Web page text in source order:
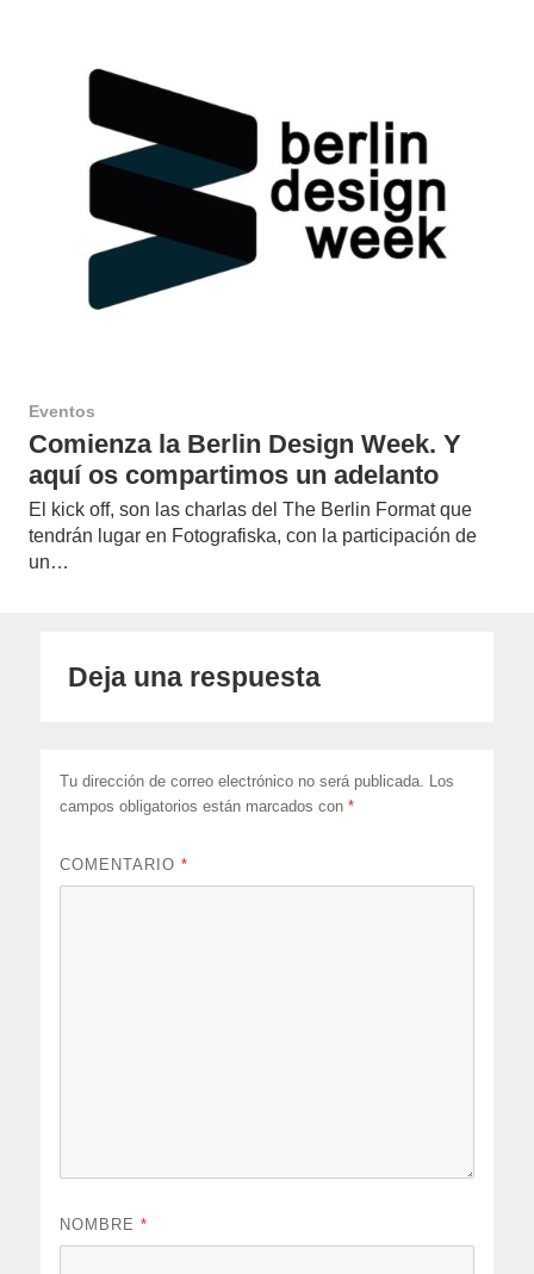
Eventos
Comienza la Berlin Design Week. Y
aquí os compartimos un adelanto
El kick off, son las charlas del The Berlin Format que
tendrán lugar en Fotografiska, con la participación de
un…
Deja una respuesta
Tu dirección de correo electrónico no será publicada. Los
campos obligatorios están marcados con*
COMENTARIO*
NOMBRE*